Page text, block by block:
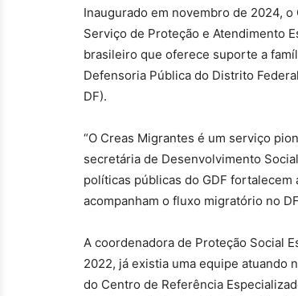
Inaugurado em novembro de 2024,
Serviço de Proteção e Atendimento
brasileiro que oferece suporte a
Defensoria Pública do Distrito
DF).
“O Creas Migrantes é um serviço
secretária de Desenvolvimento
políticas públicas do GDF
acompanham o fluxo migratório no
A coordenadora de Proteção Social
2022, já existia uma equipe atuando
do Centro de Referência